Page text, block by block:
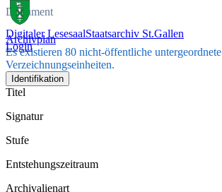
Digitaler LesesaalStaatsarchiv St.Gallen
Login
Dokument
Archivplan
Es existieren 80 nicht-öffentliche untergeordnete
Verzeichnungseinheiten.
Identifikation
Titel
Signatur
Stufe
Entstehungszeitraum
Archivalienart